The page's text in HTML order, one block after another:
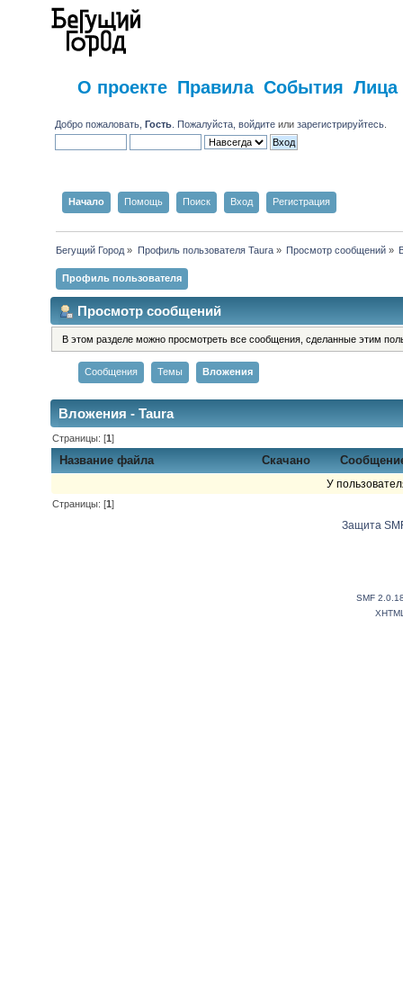
О проекте Правила События Лица
Добро пожаловать,Гость . Пожалуйста,войдите илизарегистрируйтесь
Начало Помощь Поиск Вход Регистрация
Бегущий Город » Профиль пользователя Taura» Просмотр сообщений »
Профиль пользователя
Просмотр сообщений
В этом разделе можно просмотреть все сообщения, сделанные этим
Сообщения Темы Вложения
Вложения - Taura
Страницы: [1]
Название файла Скачано
У
Страницы: [1]
Защита
SMF